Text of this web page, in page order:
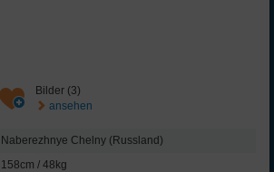
Bilder (3)
ansehen
Naberezhnye Chelny (Russland)
158cm / 48kg